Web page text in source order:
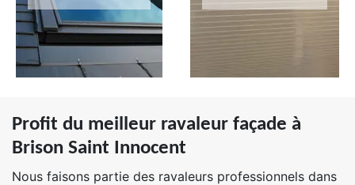
Profit du meilleur ravaleur façade à
Brison Saint Innocent
Nous faisons partie des ravaleurs professionnels dans